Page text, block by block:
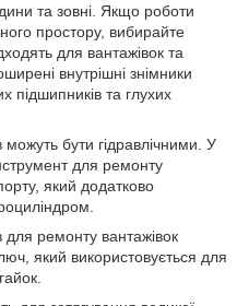
та зовні. Якщо роботи
простору, вибирайте
для вантажівок та
внутрішні знімники
підшипників та глухих
бути гідравлічними. У
для ремонту
який додатково
для ремонту вантажівок
який використовується для